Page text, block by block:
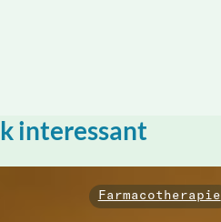
interessant
Farmacotherapie